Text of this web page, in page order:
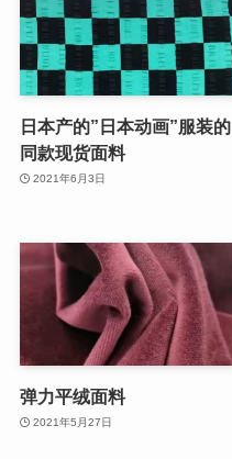
日本产的”日本动画”服装的
同款现货面料
2021年6月3日
弹力平绒面料
2021年5月27日